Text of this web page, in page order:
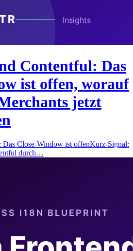
Contentful: Das
ist offen, worauf
jetzt
Das Close-Window ist offenKurz-Signal:
durch…